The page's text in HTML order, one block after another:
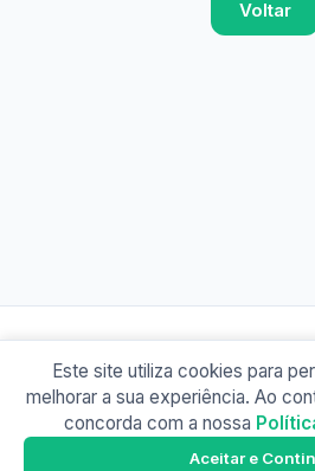
Voltar
© 2026 Busão
Sobre Contato
Este site utiliza cookies para
melhorar a sua experiência. Ao
concorda com a nossa
Aceitar e